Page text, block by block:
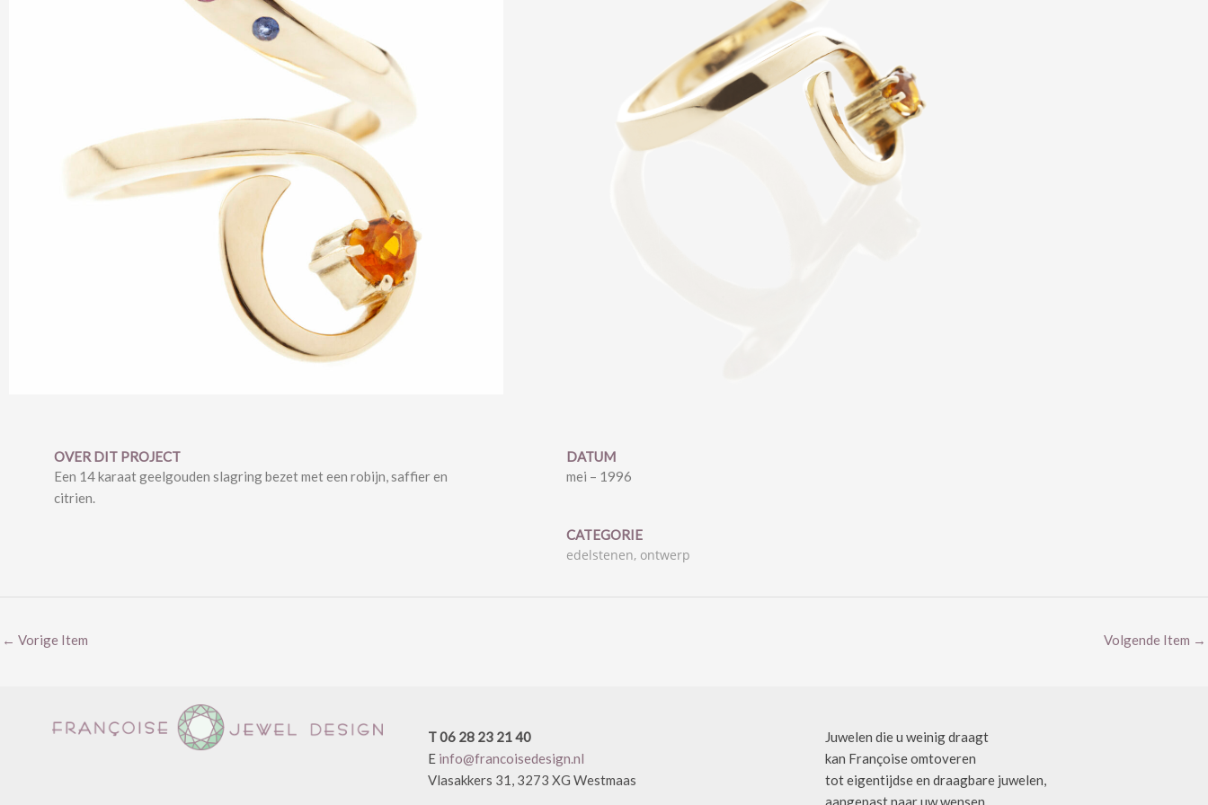
OVER DIT PROJECT
Een 14 karaat geelgouden slagring bezet met een robijn, saffier en
citrien.
DATUM
mei – 1996
CATEGORIE
edelstenen, ontwerp
← Vorige Item Volgende Item →
T 06 28 23 21 40
E info@francoisedesign.nl
Vlasakkers 31, 3273 XG Westmaas
Juwelen die u weinig draagt
kan Françoise omtoveren
tot eigentijdse en draagbare juwelen,
aangepast naar uw wensen.